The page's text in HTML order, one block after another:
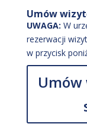
Umów
UWAGA: W
rezerwacji
w przycisk